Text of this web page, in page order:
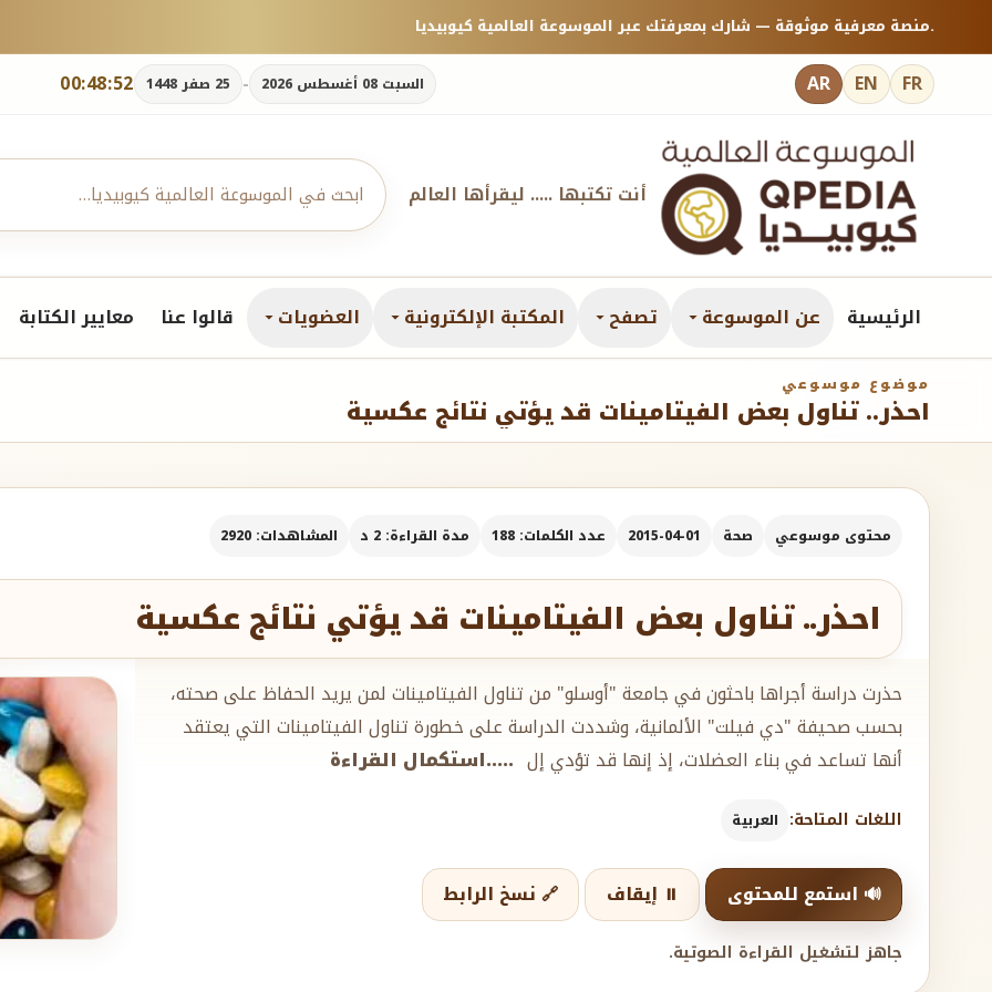
منصة معرفية موثوقة — شارك بمعرفتك عبر الموسوعة العالمية كيوبيديا.
00:48:54 السبت 08 أغسطس 2026 - 25 صفر 1448 AR EN FR
أنت تكتبها ..... ليقرأها العالم
الرئيسية عن الموسوعة تصفح المكتبة الإلكترونية العضويات قالوا عنا معايير الكتابة
موضوع موسوعي
احذر.. تناول بعض الفيتامينات قد يؤتي نتائج عكسية
محتوى موسوعي صحة 2015-04-01 عدد الكلمات: 188 مدة القراءة: 2 د المشاهدات: 2920
احذر.. تناول بعض الفيتامينات قد يؤتي نتائج عكسية
حذرت دراسة أجراها باحثون في جامعة "أوسلو" من تناول الفيتامينات لمن يريد الحفاظ على صحته،
بحسب صحيفة "دي فيلت" الألمانية، وشددت الدراسة على خطورة تناول الفيتامينات التي يعتقد
أنها تساعد في بناء العضلات، إذ إنها قد تؤدي إل .....استكمال القراءة
اللغات المتاحة: العربية
🔊 استمع للمحتوى ⏸️ إيقاف 🔗 نسخ الرابط
جاهز لتشغيل القراءة الصوتية.